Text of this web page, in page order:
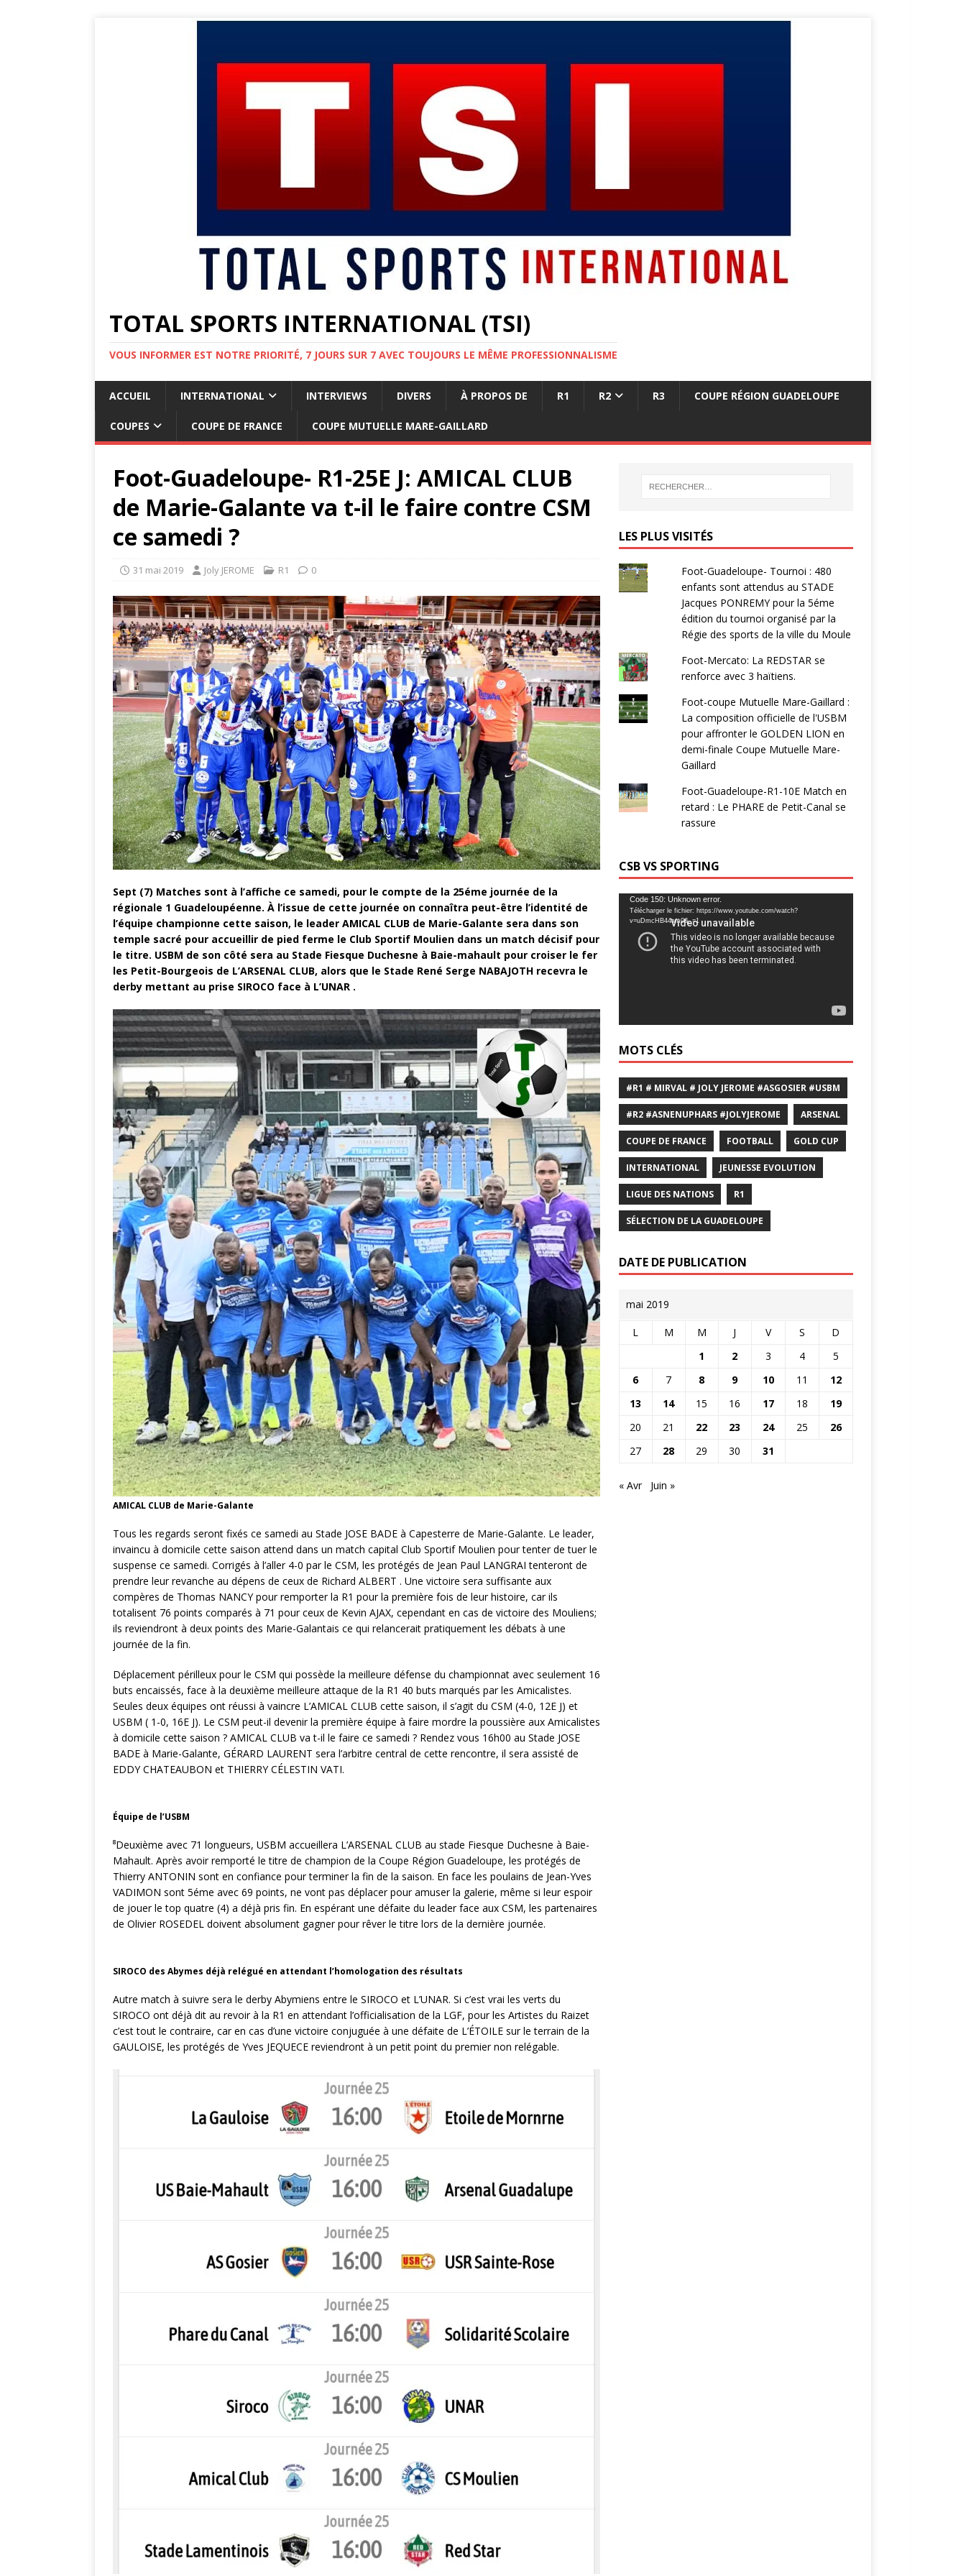
TOTAL SPORTS INTERNATIONAL (TSI)
VOUS INFORMER EST NOTRE PRIORITÉ, 7 JOURS SUR 7 AVEC TOUJOURS LE MÊME PROFESSIONNALISME
ACCUEIL INTERNATIONAL INTERVIEWS DIVERS À PROPOS DE R1 R2 R3 COUPE RÉGION GUADELOUPE
COUPES COUPE DE FRANCE COUPE MUTUELLE MARE-GAILLARD
Foot-Guadeloupe- R1-25E J: AMICAL CLUB
de Marie-Galante va t-il le faire contre CSM
ce samedi ?
31 mai 2019 Joly JEROME R1 0
Sept (7) Matches sont à l’affiche ce samedi, pour le compte de la 25éme journée de la
régionale 1 Guadeloupéenne. À l’issue de cette journée on connaîtra peut-être l’identité de
l’équipe championne cette saison, le leader AMICAL CLUB de Marie-Galante sera dans son
temple sacré pour accueillir de pied ferme le Club Sportif Moulien dans un match décisif pour
le titre. USBM de son côté sera au Stade Fiesque Duchesne à Baie-mahault pour croiser le fer
les Petit-Bourgeois de L’ARSENAL CLUB, alors que le Stade René Serge NABAJOTH recevra le
derby mettant au prise SIROCO face à L’UNAR .
AMICAL CLUB de Marie-Galante
Tous les regards seront fixés ce samedi au Stade JOSE BADE à Capesterre de Marie-Galante. Le leader,
invaincu à domicile cette saison attend dans un match capital Club Sportif Moulien pour tenter de tuer le
suspense ce samedi. Corrigés à l’aller 4-0 par le CSM, les protégés de Jean Paul LANGRAI tenteront de
prendre leur revanche au dépens de ceux de Richard ALBERT . Une victoire sera suffisante aux
compères de Thomas NANCY pour remporter la R1 pour la première fois de leur histoire, car ils
totalisent 76 points comparés à 71 pour ceux de Kevin AJAX, cependant en cas de victoire des Mouliens;
ils reviendront à deux points des Marie-Galantais ce qui relancerait pratiquement les débats à une
journée de la fin.
Déplacement périlleux pour le CSM qui possède la meilleure défense du championnat avec seulement 16
buts encaissés, face à la deuxième meilleure attaque de la R1 40 buts marqués par les Amicalistes.
Seules deux équipes ont réussi à vaincre L’AMICAL CLUB cette saison, il s’agit du CSM (4-0, 12E J) et
USBM ( 1-0, 16E J). Le CSM peut-il devenir la première équipe à faire mordre la poussière aux Amicalistes
à domicile cette saison ? AMICAL CLUB va t-il le faire ce samedi ? Rendez vous 16h00 au Stade JOSE
BADE à Marie-Galante, GÉRARD LAURENT sera l’arbitre central de cette rencontre, il sera assisté de
EDDY CHATEAUBON et THIERRY CÉLESTIN VATI.
Équipe de l’USBM
⁸Deuxième avec 71 longueurs, USBM accueillera L’ARSENAL CLUB au stade Fiesque Duchesne à Baie-
Mahault. Après avoir remporté le titre de champion de la Coupe Région Guadeloupe, les protégés de
Thierry ANTONIN sont en confiance pour terminer la fin de la saison. En face les poulains de Jean-Yves
VADIMON sont 5éme avec 69 points, ne vont pas déplacer pour amuser la galerie, même si leur espoir
de jouer le top quatre (4) a déjà pris fin. En espérant une défaite du leader face aux CSM, les partenaires
de Olivier ROSEDEL doivent absolument gagner pour rêver le titre lors de la dernière journée.
SIROCO des Abymes déjà relégué en attendant l’homologation des résultats
Autre match à suivre sera le derby Abymiens entre le SIROCO et L’UNAR. Si c’est vrai les verts du
SIROCO ont déjà dit au revoir à la R1 en attendant l’officialisation de la LGF, pour les Artistes du Raizet
c’est tout le contraire, car en cas d’une victoire conjuguée à une défaite de L’ÉTOILE sur le terrain de la
GAULOISE, les protégés de Yves JEQUECE reviendront à un petit point du premier non relégable.
LES PLUS VISITÉS
Foot-Guadeloupe- Tournoi : 480
enfants sont attendus au STADE
Jacques PONREMY pour la 5éme
édition du tournoi organisé par la
Régie des sports de la ville du Moule
Foot-Mercato: La REDSTAR se
renforce avec 3 haïtiens.
Foot-coupe Mutuelle Mare-Gaillard :
La composition officielle de l'USBM
pour affronter le GOLDEN LION en
demi-finale Coupe Mutuelle Mare-
Gaillard
Foot-Guadeloupe-R1-10E Match en
retard : Le PHARE de Petit-Canal se
rassure
CSB VS SPORTING
Lecteur
vidéo
Code 150: Unknown error.
Télécharger le fichier: https://www.youtube.com/watch?
v=uDmcHB44am0&_=1
MOTS CLÉS
#R1 # MIRVAL # JOLY JEROME #ASGOSIER #USBM
#R2 #ASNENUPHARS #JOLYJEROME ARSENAL
COUPE DE FRANCE FOOTBALL GOLD CUP
INTERNATIONAL JEUNESSE EVOLUTION
LIGUE DES NATIONS R1
SÉLECTION DE LA GUADELOUPE
DATE DE PUBLICATION
mai 2019
L M M J V S
D
1
2 3 4
5
6
7 8 9 10 11
12
13
14 15 16 17 18
19
20
21 22 23 24 25
26
27
28 29 30 31
« Avr Juin »